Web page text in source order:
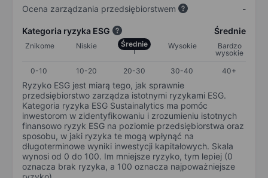
Ocena zarządzania przedsiębiorstwem
-
Kategoria ryzyka ESG Średnie
Znikome Niskie Średnie Wysokie
Bardzo
wysokie
0-10
10-20 20-30 30-40 40+
Ryzyko ESG jest miarą tego, jak sprawnie
przedsiębiorstwo zarządza istotnymi ryzykami ESG.
Kategoria ryzyka ESG Sustainalytics ma pomóc
inwestorom w zidentyfikowaniu i zrozumieniu istotnych
finansowo ryzyk ESG na poziomie przedsiębiorstwa oraz
sposobu, w jaki ryzyka te mogą wpłynąć na
długoterminowe wyniki inwestycji kapitałowych. Skala
wynosi od 0 do 100. Im mniejsze ryzyko, tym lepiej (0
oznacza brak ryzyka, a 100 oznacza najpoważniejsze